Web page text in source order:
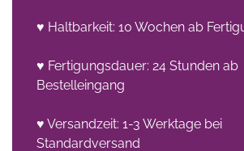
♥ Haltbarkeit: 10 Wochen ab
♥ Fertigungsdauer: 24 Stunden ab
Bestelleingang
♥ Versandzeit: 1-3 Werktage bei
Standardversand